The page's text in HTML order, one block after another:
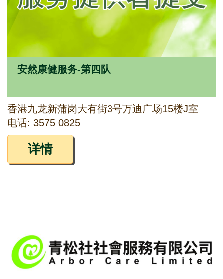
安然康健服务-第四队
香港九龙新蒲岗大有街3号万迪广场15楼J室
电话: 3575 0825
详情